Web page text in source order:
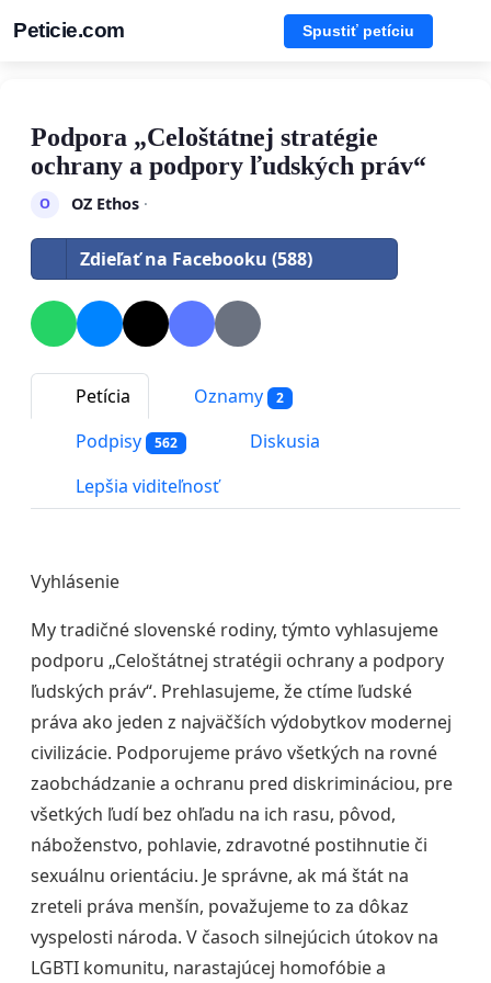
Peticie.com Spustiť petíciu
Podpora „Celoštátnej stratégie
ochrany a podpory ľudských práv“
O OZ Ethos·
Zdieľať na Facebooku (588)
Petícia Oznamy 2
Podpisy 562
Diskusia
Lepšia viditeľnosť
Vyhlásenie
My tradičné slovenské rodiny, týmto vyhlasujeme
podporu „Celoštátnej stratégii ochrany a podpory
ľudských práv“. Prehlasujeme, že ctíme ľudské
práva ako jeden z najväčších výdobytkov modernej
civilizácie. Podporujeme právo všetkých na rovné
zaobchádzanie a ochranu pred diskrimináciou, pre
všetkých ľudí bez ohľadu na ich rasu, pôvod,
náboženstvo, pohlavie, zdravotné postihnutie či
sexuálnu orientáciu. Je správne, ak má štát na
zreteli práva menšín, považujeme to za dôkaz
vyspelosti národa. V časoch silnejúcich útokov na
LGBTI komunitu, narastajúcej homofóbie a